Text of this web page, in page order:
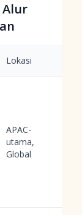
Lokasi
APAC-
utama,
Global